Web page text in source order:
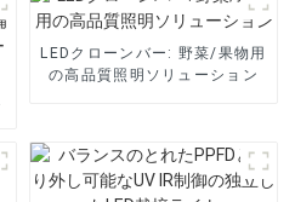
LEDクローンバー: 野菜/果物用
の高品質照明ソリューション